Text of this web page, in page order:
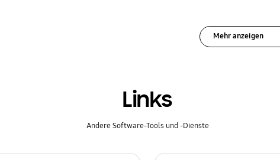
Mehr anzeigen
Links
Andere Software-Tools und -Dienste